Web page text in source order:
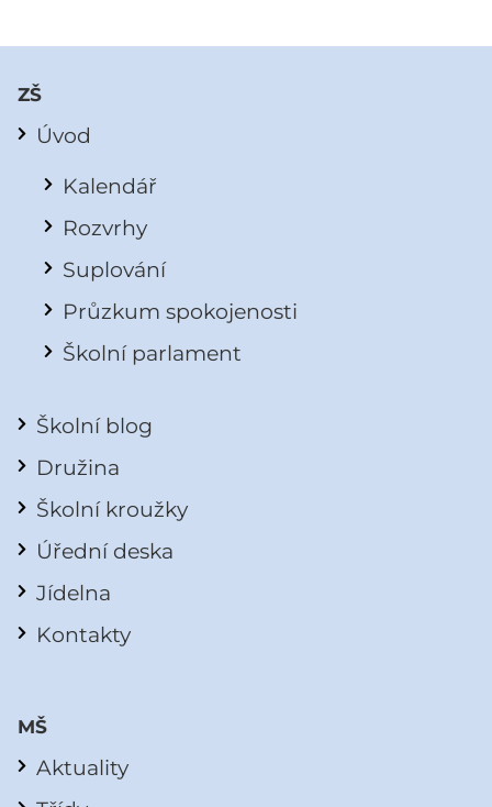
ZŠ
Úvod
Kalendář
Rozvrhy
Suplování
Průzkum spokojenosti
Školní parlament
Školní blog
Družina
Školní kroužky
Úřední deska
Jídelna
Kontakty
MŠ
Aktuality